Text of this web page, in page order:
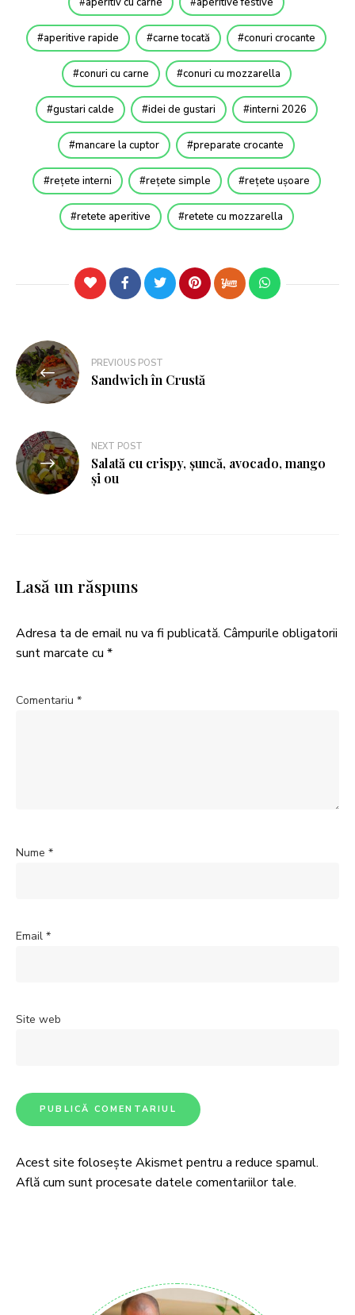
aperitive rapide carne tocată conuri crocante
conuri cu carne conuri cu mozzarella
gustari calde idei de gustari interni 2026
mancare la cuptor preparate crocante
rețete interni rețete simple rețete ușoare
retete aperitive retete cu mozzarella
PREVIOUS POST
Sandwich în Crustă
NEXT POST
Salată cu crispy, șuncă, avocado, mango
și ou
Lasă un răspuns
Adresa ta de email nu va fi publicată. Câmpurile obligatorii
sunt marcate cu *
Comentariu *
Nume *
Email *
Site web
Acest site folosește Akismet pentru a reduce spamul.
Află cum sunt procesate datele comentariilor tale.